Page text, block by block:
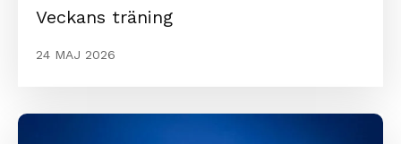
Veckans träning
24 MAJ 2026